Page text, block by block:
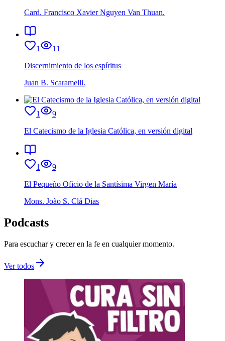
Card. Francisco Xavier Nguyen Van Thuan.
1
11
Discernimiento de los espíritus
Juan B. Scaramelli.
1
9
El Catecismo de la Iglesia Católica, en versión digital
1
9
El Pequeño Oficio de la Santísima Virgen María
Mons. João S. Clá Dias
Podcasts
Para escuchar y crecer en la fe en cualquier momento.
Ver todos